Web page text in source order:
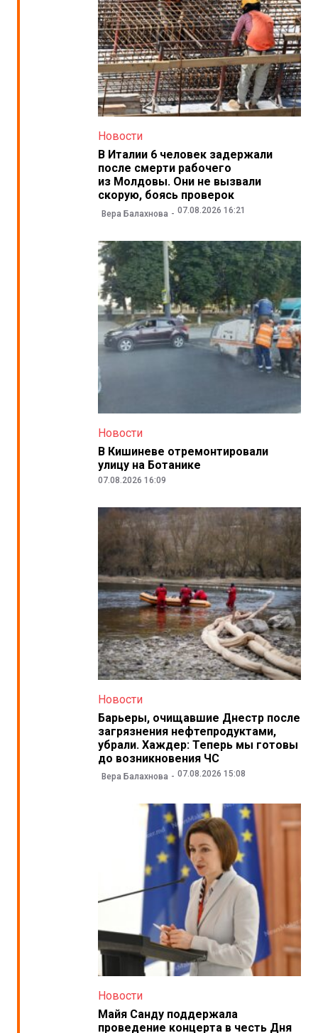
Новости
В Италии 6 человек задержали
после смерти рабочего
из Молдовы. Они не вызвали
скорую, боясь проверок
Вера Балахнова 07.08.2026 16:21
Новости
В Кишиневе отремонтировали
улицу на Ботанике
07.08.2026 16:09
Новости
Барьеры, очищавшие Днестр после
загрязнения нефтепродуктами,
убрали. Хаждер: Теперь мы готовы
до возникновения ЧС
Вера Балахнова 07.08.2026 15:08
Новости
Майя Санду поддержала
проведение концерта в честь Дня